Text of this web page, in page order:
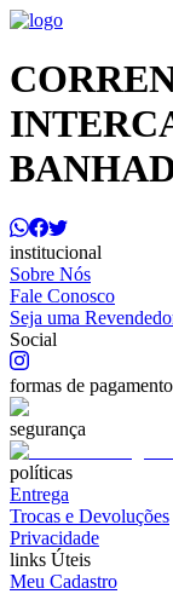
institucional
Sobre Nós
Fale Conosco
Seja uma
Social
formas de pagamento
segurança
políticas
Entrega
Trocas e Devoluções
Privacidade
links Úteis
Meu Cadastro